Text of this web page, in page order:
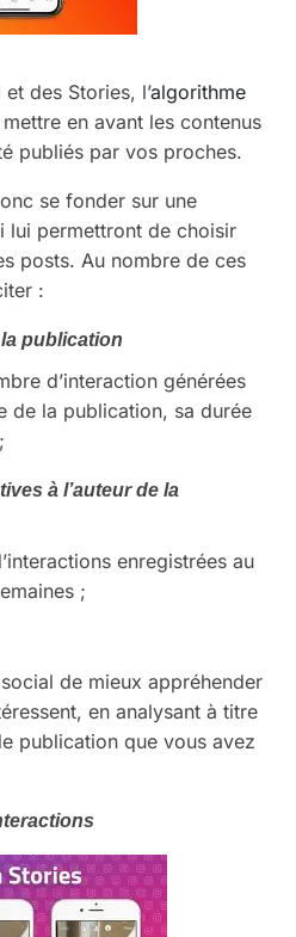
des Stories, l’algorithme
en avant les contenus
publiés par vos proches.
se fonder sur une
lui permettront de choisir
posts. Au nombre de ces
:
publication
d’interaction générées
de la publication, sa durée
à l’auteur de la
enregistrées au
;
de mieux appréhender
en analysant à titre
publication que vous avez